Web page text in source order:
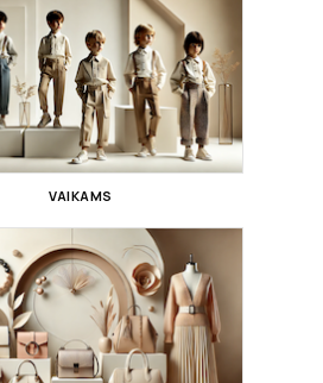
VAIKAMS